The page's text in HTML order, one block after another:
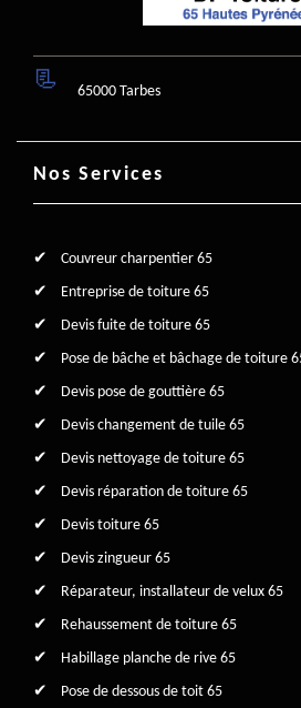
65000 Tarbes
Nos Services
Couvreur charpentier 65
Entreprise de toiture 65
Devis fuite de toiture 65
Pose de bâche et bâchage de toiture
Devis pose de gouttière 65
Devis changement de tuile 65
Devis nettoyage de toiture 65
Devis réparation de toiture 65
Devis toiture 65
Devis zingueur 65
Réparateur, installateur de velux 65
Rehaussement de toiture 65
Habillage planche de rive 65
Pose de dessous de toit 65